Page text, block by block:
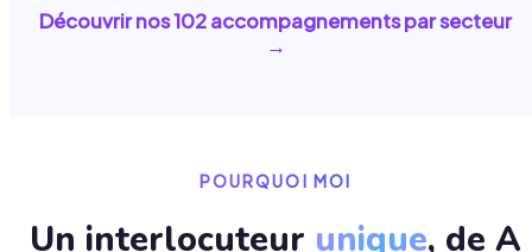
Découvrir nos102accompagnements par secteur
→
POURQUOI MOI
Un interlocuteur unique, de A